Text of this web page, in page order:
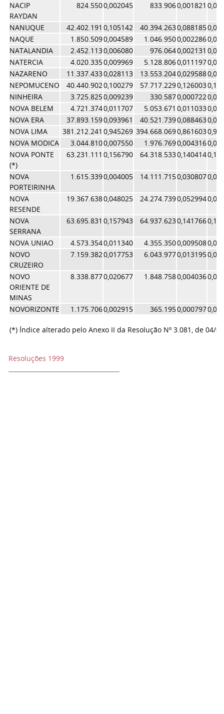
NACIP
RAYDAN
824.5500,002045 833.9060,001821
NANUQUE 42.402.191 0,105142 40.394.2630,088185
NAQUE
1.850.5090,004589 1.046.9500,002286
NATALANDIA
2.452.1130,006080 976.0640,002131
NATERCIA
4.020.3350,009969 5.128.8060,011197
NAZARENO
11.337.4330,028113 13.553.2040,029588
NEPOMUCENO
40.440.9020,100279 57.717.2290,126003
NINHEIRA
3.725.8250,009239 330.5870,000722
NOVA BELEM
4.721.3740,011707 5.053.671 0,011033
NOVA ERA
37.893.1590,093961 40.521.7390,088463
NOVA LIMA
381.212.241 0,945269 394.668.0690,861603
NOVA MODICA
3.044.8100,007550 1.976.7690,004316
NOVA PONTE
(*)
63.231.111 0,156790 64.318.5330,140414
NOVA
PORTEIRINHA
1.615.3390,004005 14.111.7150,030807
NOVA
RESENDE
19.367.6380,048025 24.274.7390,052994
NOVA
SERRANA
63.695.831 0,157943 64.937.6230,141766
NOVA UNIAO 4.573.3540,011340 4.355.3500,009508
NOVO
CRUZEIRO
7.159.3820,017753 6.043.9770,013195
NOVO
ORIENTE DE
MINAS
8.338.8770,020677 1.848.7580,004036
NOVORIZONTE 1.175.7060,002915 365.1950,000797
(*) Índice alterado pelo Anexo II da Resolução Nº 3.081, de 04/
Resoluções 1999